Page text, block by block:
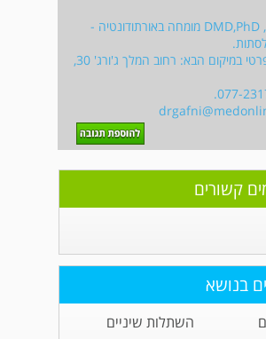
ד"ר יוסף גפני, DMD,PhD מומחה באורתודונטיה -
מטפל באופן פרטי במיקום הבא: רחוב המלך ג'ורג' 30,
קשורים
בנושא
השתלות שיניים